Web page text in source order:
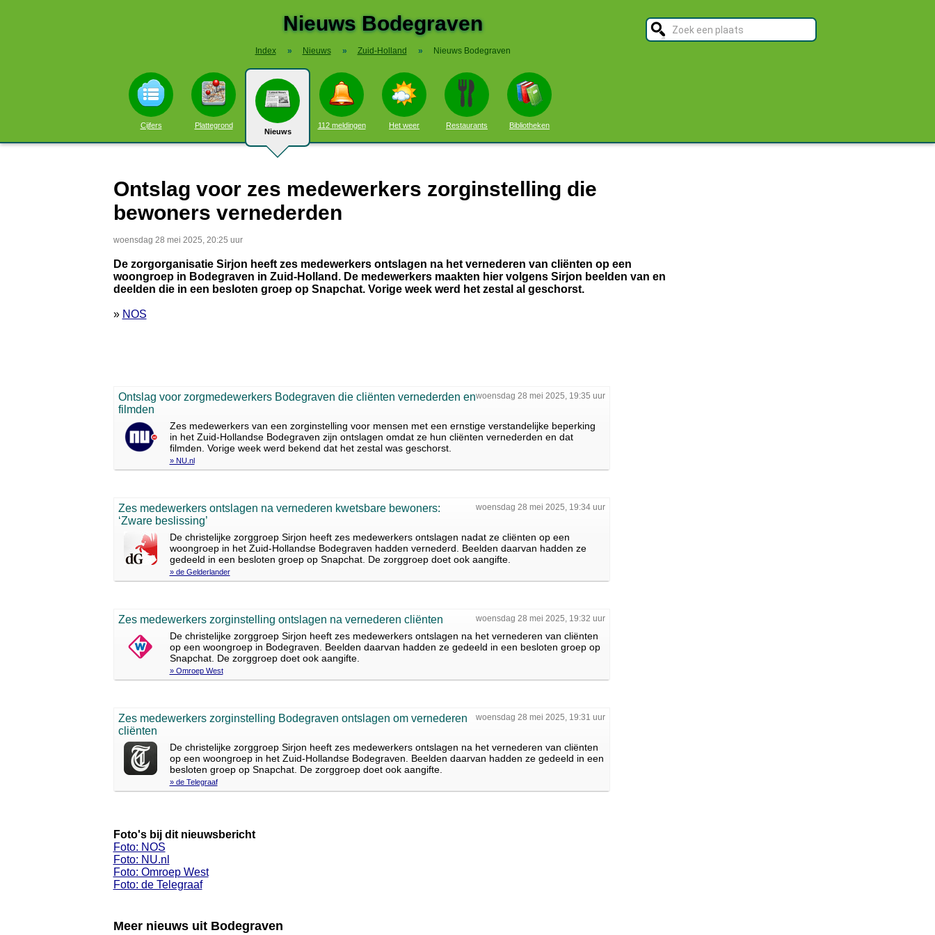
Nieuws Bodegraven
Index » Nieuws » Zuid-Holland » Nieuws Bodegraven
Cijfers Plattegrond
Nieuws
112 meldingen Het weer Restaurants Bibliotheken
Ontslag voor zes medewerkers zorginstelling die
bewoners vernederden
woensdag 28 mei 2025, 20:25 uur
De zorgorganisatie Sirjon heeft zes medewerkers ontslagen na het vernederen van cliënten op een
woongroep in Bodegraven in Zuid-Holland. De medewerkers maakten hier volgens Sirjon beelden van en
deelden die in een besloten groep op Snapchat. Vorige week werd het zestal al geschorst.
» NOS
woensdag 28 mei 2025, 19:35 uur
Ontslag voor zorgmedewerkers Bodegraven die cliënten vernederden en
filmden
Zes medewerkers van een zorginstelling voor mensen met een ernstige verstandelijke beperking
in het Zuid-Hollandse Bodegraven zijn ontslagen omdat ze hun cliënten vernederden en dat
filmden. Vorige week werd bekend dat het zestal was geschorst.
» NU.nl
woensdag 28 mei 2025, 19:34 uur
Zes medewerkers ontslagen na vernederen kwetsbare bewoners:
‘Zware beslissing’
De christelijke zorggroep Sirjon heeft zes medewerkers ontslagen nadat ze cliënten op een
woongroep in het Zuid-Hollandse Bodegraven hadden vernederd. Beelden daarvan hadden ze
gedeeld in een besloten groep op Snapchat. De zorggroep doet ook aangifte.
» de Gelderlander
woensdag 28 mei 2025, 19:32 uur
Zes medewerkers zorginstelling ontslagen na vernederen cliënten
De christelijke zorggroep Sirjon heeft zes medewerkers ontslagen na het vernederen van cliënten
op een woongroep in Bodegraven. Beelden daarvan hadden ze gedeeld in een besloten groep op
Snapchat. De zorggroep doet ook aangifte.
» Omroep West
woensdag 28 mei 2025, 19:31 uur
Zes medewerkers zorginstelling Bodegraven ontslagen om vernederen
cliënten
De christelijke zorggroep Sirjon heeft zes medewerkers ontslagen na het vernederen van cliënten
op een woongroep in het Zuid-Hollandse Bodegraven. Beelden daarvan hadden ze gedeeld in een
besloten groep op Snapchat. De zorggroep doet ook aangifte.
» de Telegraaf
Foto's bij dit nieuwsbericht
Foto: NOS
Foto: NU.nl
Foto: Omroep West
Foto: de Telegraaf
Meer nieuws uit Bodegraven